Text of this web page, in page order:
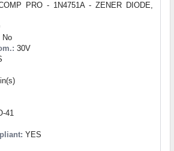
PRO - 1N4751A - ZENER DIODE,
No
30V
41
YES